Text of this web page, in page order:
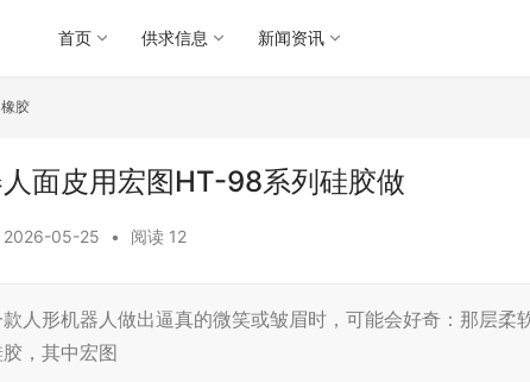
首页 供求信息 新闻资讯
橡胶
面皮用宏图HT-98系列硅胶做
2026-05-25 • 阅读 12
人形机器人做出逼真的微笑或皱眉时，可能会好奇：那层柔
，其中宏图